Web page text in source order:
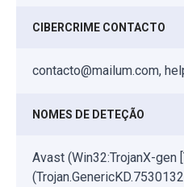
CIBERCRIME CONTACTO
contacto@mailum.com,
NOMES DE DETEÇÃO
Avast (Win32:TrojanX-gen